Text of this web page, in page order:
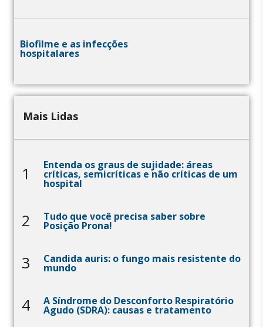
Biofilme e as infecções
hospitalares
Mais Lidas
1 Entenda os graus de sujidade: áreas
críticas, semicríticas e não críticas de um
hospital
2 Tudo que você precisa saber sobre
Posição Prona!
3 Candida auris: o fungo mais resistente do
mundo
4 A Síndrome do Desconforto Respiratório
Agudo (SDRA): causas e tratamento